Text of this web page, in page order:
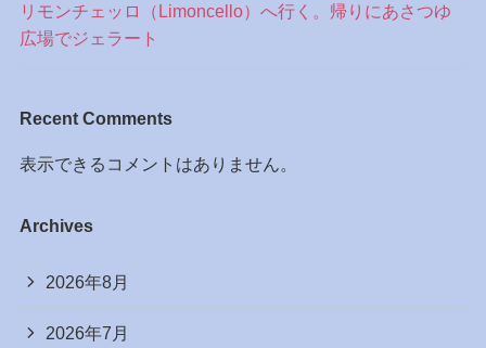
リモンチェッロ（Limoncello）へ行く。帰りにあさつゆ
広場でジェラート
Recent Comments
表示できるコメントはありません。
Archives
2026年8月
2026年7月